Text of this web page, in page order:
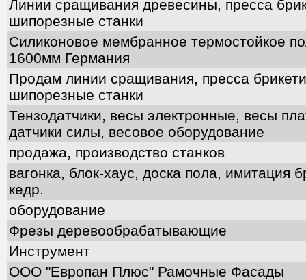
Линии сращивания древесины, пресса
шипорезные станки
Силиконовое мембранное термостойкое
1600мм Германия
Продам линии сращивания, пресса
шипорезные станки
Тензодатчики, весы электронные, весы
датчики силы, весовое оборудование
продажа, производство станков
вагонка, блок-хаус, доска пола, имитация
кедр.
оборудование
Фрезы деревообрабатывающие
Инструмент
ООО "Европан Плюс" Рамочные Фасады